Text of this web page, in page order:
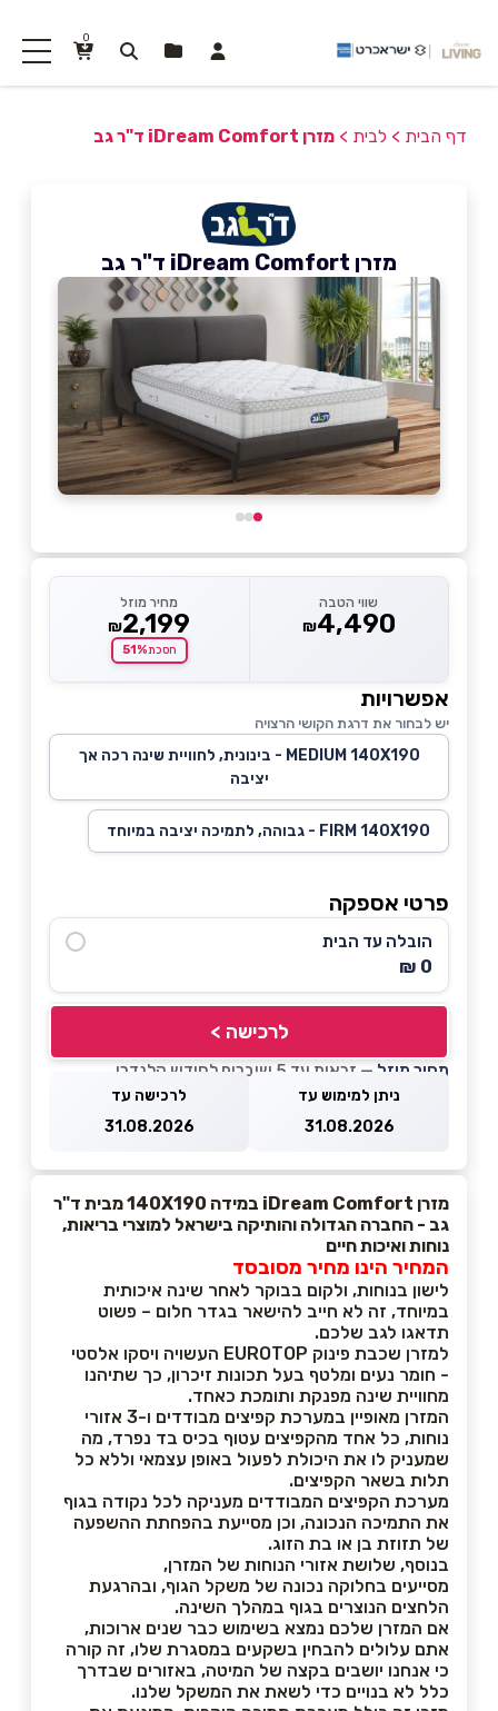
0
דף הבית > לבית > מזרן iDream Comfort ד"ר גב
מזרן iDream Comfort ד"ר גב
שווי הטבה
₪4,490
מחיר מוזל
₪2,199
חסכת51%
אפשרויות
יש לבחור את דרגת הקושי הרצויה
MEDIUM 140X190 - בינונית, לחוויית שינה רכה אך
יציבה
FIRM 140X190 - גבוהה, לתמיכה יציבה במיוחד
פרטי אספקה
הובלה עד הבית
0 ₪
לרכישה >
מחיר מוזל — זכאות עד 5 שוברים לחודש קלנדרי
ניתן למימוש עד
31.08.2026
לרכישה עד
31.08.2026
מזרן iDream Comfort במידה 140X190 מבית ד"ר
גב - החברה הגדולה והותיקה בישראל למוצרי בריאות,
נוחות ואיכות חיים
המחיר הינו מחיר מסובסד
לישון בנוחות, ולקום בבוקר לאחר שינה איכותית
במיוחד, זה לא חייב להישאר בגדר חלום – פשוט
תדאגו לגב שלכם.
למזרן שכבת פינוק EUROTOP העשויה ויסקו אלסטי
- חומר נעים ומלטף בעל תכונות זיכרון, כך שתיהנו
מחוויית שינה מפנקת ותומכת כאחד.
המזרן מאופיין במערכת קפיצים מבודדים ו-3 אזורי
נוחות, כל אחד מהקפיצים עטוף בכיס בד נפרד, מה
שמעניק לו את היכולת לפעול באופן עצמאי וללא כל
תלות בשאר הקפיצים.
מערכת הקפיצים המבודדים מעניקה לכל נקודה בגוף
את התמיכה הנכונה, וכן מסייעת בהפחתת ההשפעה
של תזוזת בן או בת הזוג.
בנוסף, שלושת אזורי הנוחות של המזרן,
מסייעים בחלוקה נכונה של משקל הגוף, ובהרגעת
הלחצים הנוצרים בגוף במהלך השינה.
אם המזרן שלכם נמצא בשימוש כבר שנים ארוכות,
אתם עלולים להבחין בשקעים במסגרת שלו, זה קורה
כי אנחנו יושבים בקצה של המיטה, באזורים שבדרך
כלל לא בנויים כדי לשאת את המשקל שלנו.